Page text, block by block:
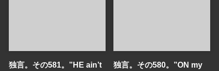
独言。その581。”HE ain’t
独言。その580。”ON my